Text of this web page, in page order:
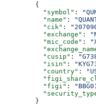
        {
          "symbol"
:
          "name"
:
          "cik"
:
          "exchange"
:
          "mic_code"
:
          "cusip"
:
          "isin"
:
          "country"
:
          "figi"
:
        }